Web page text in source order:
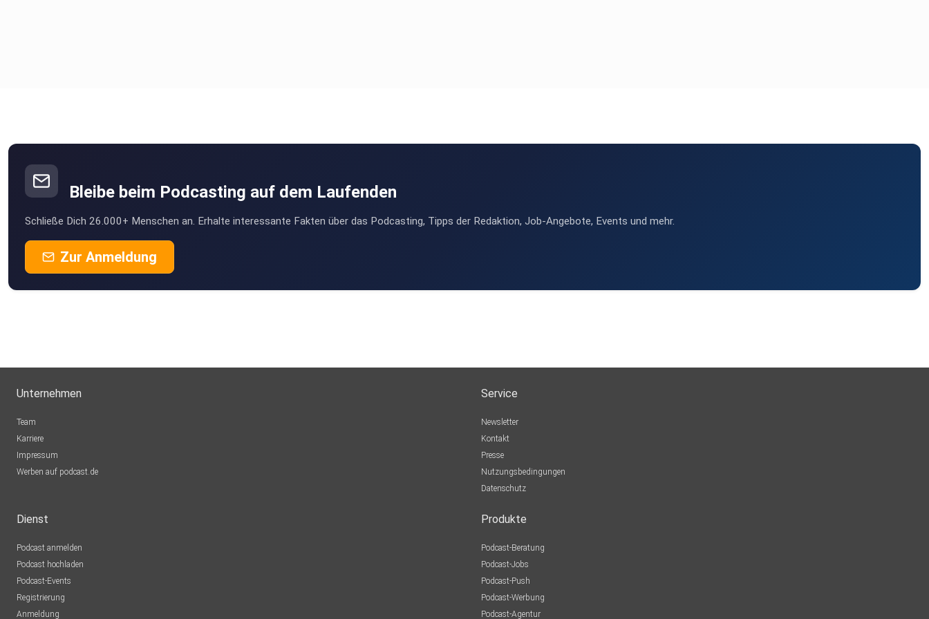
Bleibe beim Podcasting auf dem Laufenden
Schließe Dich 26.000+ Menschen an. Erhalte interessante Fakten über das Podcasting, Tipps der Redaktion, Job-Angebote, Events und mehr.
Zur Anmeldung
Unternehmen
Team
Karriere
Impressum
Werben auf podcast.de
Service
Newsletter
Kontakt
Presse
Nutzungsbedingungen
Datenschutz
Dienst
Podcast anmelden
Podcast hochladen
Podcast-Events
Registrierung
Anmeldung
Produkte
Podcast-Beratung
Podcast-Jobs
Podcast-Push
Podcast-Werbung
Podcast-Agentur